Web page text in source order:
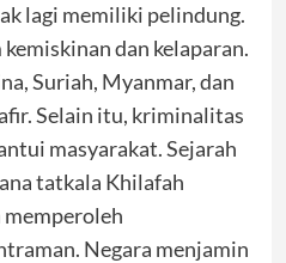
lagi memiliki pelindung.
dan kelaparan.
Suriah, Myanmar, dan
Selain itu, kriminalitas
masyarakat. Sejarah
tatkala Khilafah
memperoleh
Negara menjamin